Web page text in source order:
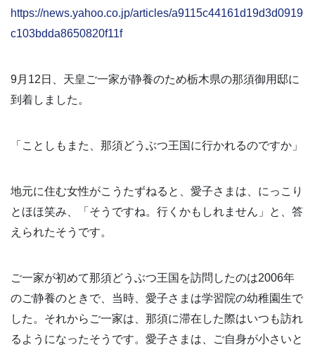
https://news.yahoo.co.jp/articles/a9115c44161d19d3d0919
c103bdda8650820f11f
9月12日、天皇ご一家が静養のため栃木県の那須御用邸に
到着しました。
「ことしもまた、那須どうぶつ王国に行かれるのですか」
地元に住む女性がこうたずねると、愛子さまは、にっこり
とほほ笑み、「そうですね。行くかもしれません」と、答
えられたそうです。
ご一家が初めて那須どうぶつ王国を訪問したのは2006年
のご静養のときで、当時、愛子さまは学習院の幼稚園生で
した。それからご一家は、那須に滞在した際はいつも訪れ
るようになったそうです。愛子さまは、ご自身が小さいと